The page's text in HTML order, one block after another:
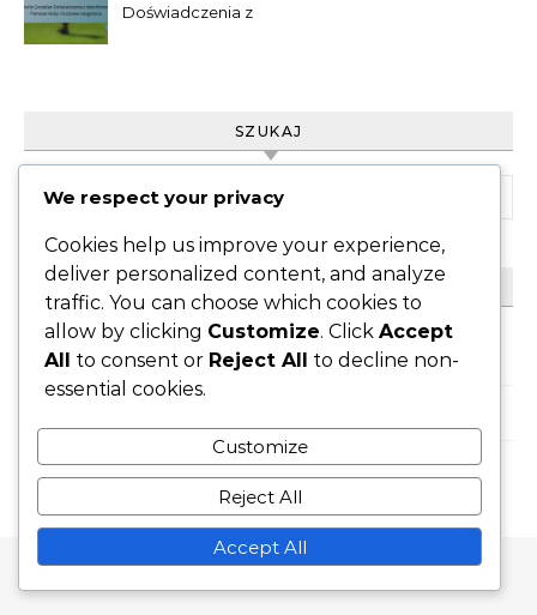
Doświadczenia z
SZUKAJ
Search for:
March 2026
We respect your privacy
Cookies help us improve your experience,
deliver personalized content, and analyze
traffic. You can choose which cookies to
allow by clicking Customize. Click Accept
All to consent or Reject All to decline non-
essential cookies.
Customize
Reject All
Accept All